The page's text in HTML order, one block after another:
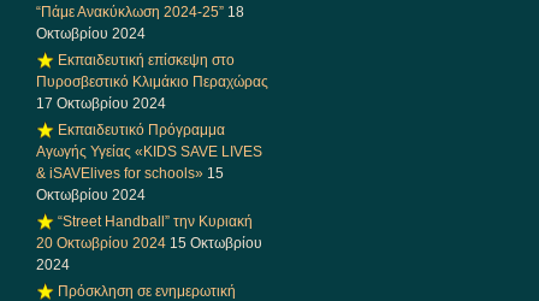
“Πάμε Ανακύκλωση 2024-25” 18
Οκτωβρίου 2024
Εκπαιδευτική επίσκεψη στο
Πυροσβεστικό Κλιμάκιο Περαχώρας
17 Οκτωβρίου 2024
Εκπαιδευτικό Πρόγραμμα
Αγωγής Υγείας «KIDS SAVE LIVES
& iSAVElives for schools» 15
Οκτωβρίου 2024
“Street Handball” την Κυριακή
20 Οκτωβρίου 2024 15 Οκτωβρίου
2024
Πρόσκληση σε ενημερωτική